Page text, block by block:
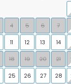
4 5 6 7
11 12 13 14
18 19 20 21
25 26 27 28